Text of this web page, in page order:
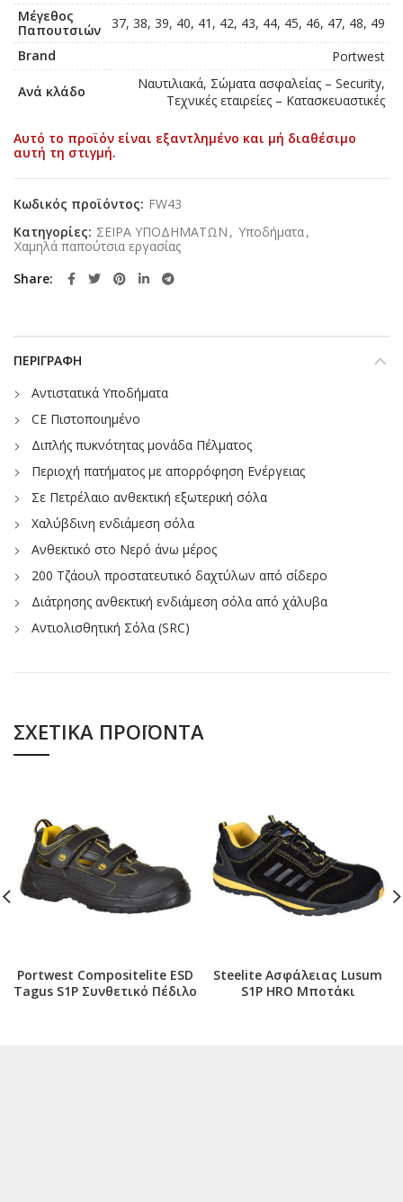
Μέγεθος
Παπουτσιών
37, 38, 39, 40, 41, 42, 43, 44, 45, 46, 47, 48, 49
Brand
Portwest
Ανά κλάδο
Ναυτιλιακά, Σώματα ασφαλείας – Security,
Τεχνικές εταιρείες – Κατασκευαστικές
Αυτό το προϊόν είναι εξαντλημένο και μή διαθέσιμο
αυτή τη στιγμή.
Κωδικός προϊόντος: FW43
Κατηγορίες: ΣΕΙΡΑ ΥΠΟΔΗΜΑΤΩΝ , Υποδήματα,
Χαμηλά παπούτσια εργασίας
Share
ΠΕΡΙΓΡΑΦΉ
Αντιστατικά Υποδήματα
CE Πιστοποιημένο
Διπλής πυκνότητας μονάδα Πέλματος
Περιοχή πατήματος με απορρόφηση Ενέργειας
Σε Πετρέλαιο ανθεκτική εξωτερική σόλα
Χαλύβδινη ενδιάμεση σόλα
Ανθεκτικό στο Νερό άνω μέρος
200 Τζάουλ προστατευτικό δαχτύλων από σίδερο
Διάτρησης ανθεκτική ενδιάμεση σόλα από χάλυβα
Αντιολισθητική Σόλα (SRC)
ΣΧΕΤΙΚΆ ΠΡΟΪΌΝΤΑ
Portwest Compositelite ESD
Tagus S1P Συνθετικό Πέδιλο
Steelite Ασφάλειας Lusum
S1P HRO Μποτάκι